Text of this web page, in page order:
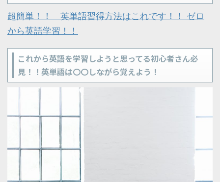
超簡単！！ 英単語習得方法はこれです！！ ゼロ
から英語学習！！
これから英語を学習しようと思ってる初心者さん必
見！！英単語は〇〇しながら覚えよう！